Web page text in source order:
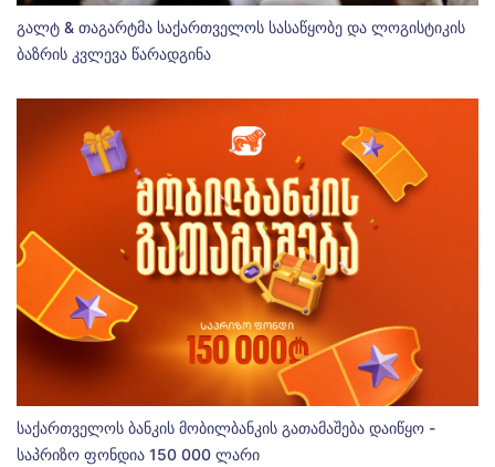
გალტ & თაგარტმა საქართველოს სასაწყობე და ლოგისტიკის
ბაზრის კვლევა წარადგინა
საქართველოს ბანკის მობილბანკის გათამაშება დაიწყო -
საპრიზო ფონდია 150 000 ლარი